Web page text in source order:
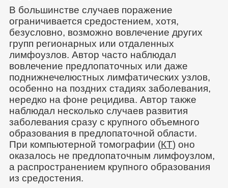
В большинстве случаев поражение
ограничивается средостением, хотя,
безусловно, возможно вовлечение других
групп регионарных или отдаленных
лимфоузлов. Автор часто наблюдал
вовлечение предлопаточных или даже
поднижнечелюстных лимфатических узлов,
особенно на поздних стадиях заболевания,
нередко на фоне рецидива. Автор также
наблюдал несколько случаев развития
заболевания сразу с крупного объемного
образования в предлопаточной области.
При компьютерной томографии (КТ) оно
оказалось не предлопаточным лимфоузлом,
а распространением крупного образования
из средостения.